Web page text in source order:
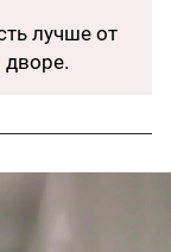
лучше от